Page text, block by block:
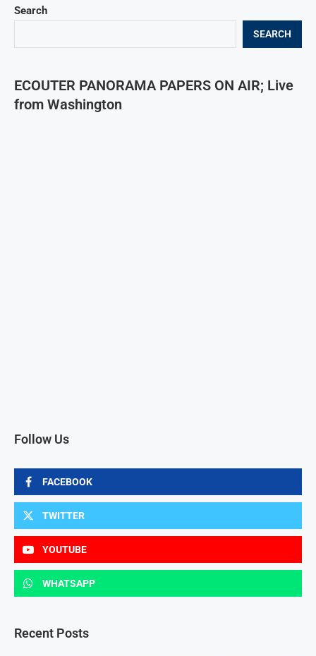
Search
SEARCH
ECOUTER PANORAMA PAPERS ON AIR; Live
from Washington
Follow Us
FACEBOOK
TWITTER
YOUTUBE
WHATSAPP
Recent Posts